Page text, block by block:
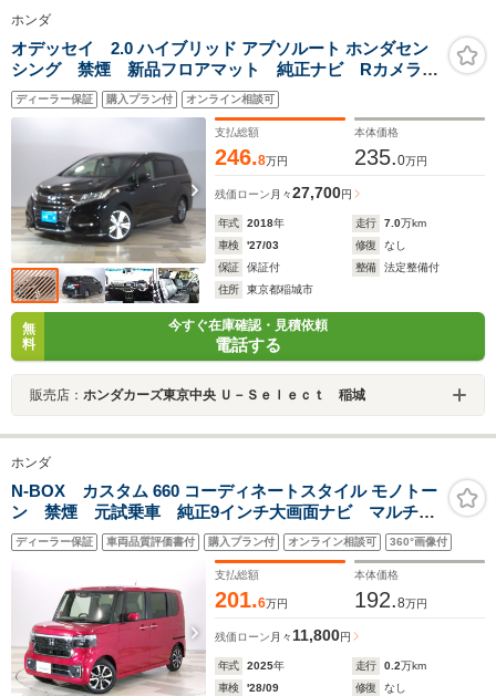
ホンダ
オデッセイ 2.0 ハイブリッド アブソルート ホンダセン
シング 禁煙 新品フロアマット 純正ナビ Rカメラ
CD録音 Bluetoothオーディオ Applecarplay パワー
シート 前後Pセンサー 両側電動スライド
ディーラー保証 購入プラン付 オンライン相談可
支払総額
246.8万円
本体価格
235.0万円
残価ローン 月々27,700円
年式 2018年 走行 7.0万km
車検
'27/03 修復
なし
保証
保証付 整備
法定整備付
住所
東京都稲城市
無
料
今すぐ在庫確認・見積依頼
電話する
販売店： ホンダカーズ東京中央 Ｕ－Ｓｅｌｅｃｔ 稲城
ホンダ
N-BOX カスタム 660 コーディネートスタイル モノトー
ン 禁煙 元試乗車 純正9インチ大画面ナビ マルチビ
ューカメラ ETC 両側電動スライドドア スマートキ
ー シートヒーター ホンダセンシング パーキングセ
ンサー LED フォグ アルミ
ディーラー保証 車両品質評価書付 購入プラン付 オンライン相談可 360°画像付
支払総額
201.6万円
本体価格
192.8万円
残価ローン 月々 11,800円
年式 2025年 走行 0.2万km
車検
'28/09 修復
なし